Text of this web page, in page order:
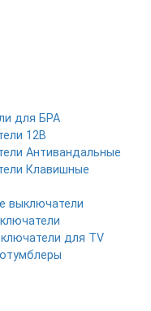
для БРА
12В
Антивандальные
Клавишные
выключатели
для TV